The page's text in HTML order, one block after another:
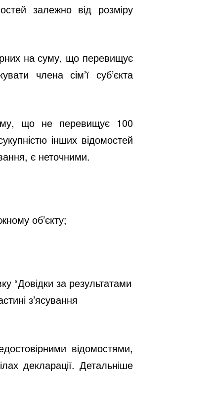
залежно від розміру
на суму, що перевищує
члена сім’ї суб’єкта
що не перевищує 100
інших відомостей
є неточними.
об’єкту;
“Довідки за результатами
з’ясування
відомостями,
декларації. Детальніше